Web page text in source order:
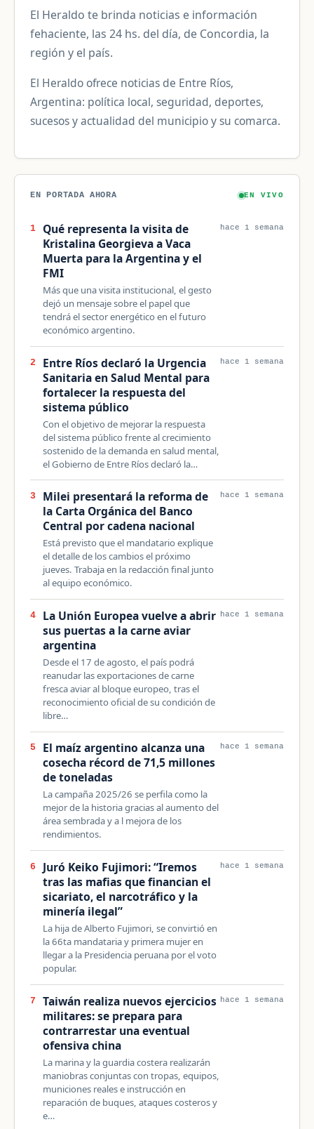
El Heraldo te brinda noticias e información
fehaciente, las 24 hs. del día, de Concordia, la
región y el país.
El Heraldo ofrece noticias de Entre Ríos,
Argentina: política local, seguridad, deportes,
sucesos y actualidad del municipio y su comarca.
EN PORTADA AHORA EN VIVO
1
Qué representa la visita de
Kristalina Georgieva a Vaca
Muerta para la Argentina y el
FMI
Más que una visita institucional, el gesto
dejó un mensaje sobre el papel que
tendrá el sector energético en el futuro
económico argentino.
hace 1 semana
2
Entre Ríos declaró la Urgencia
Sanitaria en Salud Mental para
fortalecer la respuesta del
sistema público
Con el objetivo de mejorar la respuesta
del sistema público frente al crecimiento
sostenido de la demanda en salud mental,
el Gobierno de Entre Ríos declaró la…
hace 1 semana
3
Milei presentará la reforma de
la Carta Orgánica del Banco
Central por cadena nacional
Está previsto que el mandatario explique
el detalle de los cambios el próximo
jueves. Trabaja en la redacción final junto
al equipo económico.
hace 1 semana
4
La Unión Europea vuelve a abrir
sus puertas a la carne aviar
argentina
Desde el 17 de agosto, el país podrá
reanudar las exportaciones de carne
fresca aviar al bloque europeo, tras el
reconocimiento oficial de su condición de
libre…
hace 1 semana
5
El maíz argentino alcanza una
cosecha récord de 71,5 millones
de toneladas
La campaña 2025/26 se perfila como la
mejor de la historia gracias al aumento del
área sembrada y a l mejora de los
rendimientos.
hace 1 semana
6
Juró Keiko Fujimori: “Iremos
tras las mafias que financian el
sicariato, el narcotráfico y la
minería ilegal”
La hija de Alberto Fujimori, se convirtió en
la 66ta mandataria y primera mujer en
llegar a la Presidencia peruana por el voto
popular.
hace 1 semana
7
Taiwán realiza nuevos ejercicios
militares: se prepara para
contrarrestar una eventual
ofensiva china
La marina y la guardia costera realizarán
maniobras conjuntas con tropas, equipos,
municiones reales e instrucción en
reparación de buques, ataques costeros y
e…
hace 1 semana